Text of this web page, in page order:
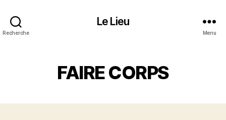
Recherche
Le Lieu
Menu
FAIRE CORPS